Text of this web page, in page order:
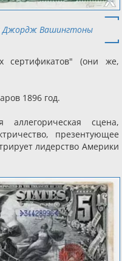
Джордж Вашингтоны
сертификатов" (они же,
1896 год.
сцена,
презентующее
лидерство Америки